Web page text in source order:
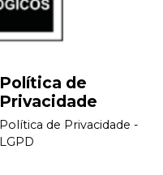
Política de
Privacidade
Política de Privacidade -
LGPD